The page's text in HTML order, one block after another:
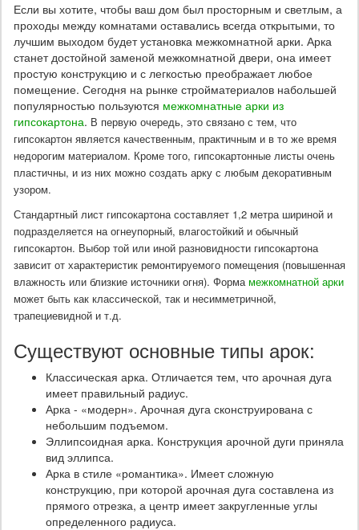
Если вы хотите, чтобы ваш дом был просторным и светлым, а
проходы между комнатами оставались всегда открытыми, то
лучшим выходом будет установка межкомнатной арки. Арка
станет достойной заменой межкомнатной двери, она имеет
простую конструкцию и с легкостью преображает любое
помещение. Сегодня на рынке стройматериалов набольшей
популярностью пользуются межкомнатные арки из
гипсокартона. В первую очередь, это связано с тем, что
гипсокартон является качественным, практичным и в то же время
недорогим материалом. Кроме того, гипсокартонные листы очень
пластичны, и из них можно создать арку с любым декоративным
узором.
Стандартный лист гипсокартона составляет 1,2 метра шириной и
подразделяется на огнеупорный, влагостойкий и обычный
гипсокартон. Выбор той или иной разновидности гипсокартона
зависит от характеристик ремонтируемого помещения (повышенная
влажность или близкие источники огня). Формамежкомнатной арки
может быть как классической, так и несимметричной,
трапециевидной и т.д.
Существуют основные типы арок:
Классическая арка. Отличается тем, что арочная дуга
имеет правильный радиус.
Арка - «модерн». Арочная дуга сконструирована с
небольшим подъемом.
Эллипсоидная арка. Конструкция арочной дуги приняла
вид эллипса.
Арка в стиле «романтика». Имеет сложную
конструкцию, при которой арочная дуга составлена из
прямого отрезка, а центр имеет закругленные углы
определенного радиуса.